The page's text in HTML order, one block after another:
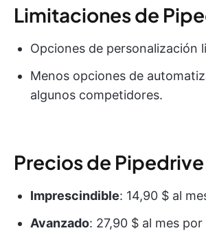
Limitaciones de
Opciones de personalización
Menos opciones de
algunos competidores.
Precios de Pipedrive
Imprescindible: 14,90 $ al
Avanzado: 27,90 $ al mes por